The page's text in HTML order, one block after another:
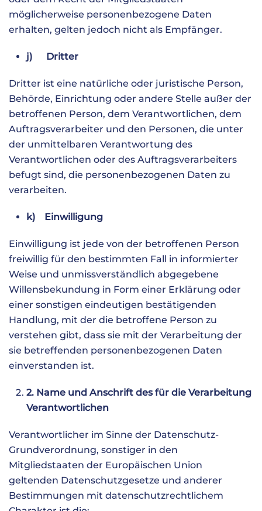
möglicherweise personenbezogene Daten
erhalten, gelten jedoch nicht als Empfänger.
j) Dritter
Dritter ist eine natürliche oder juristische Person,
Behörde, Einrichtung oder andere Stelle außer der
betroffenen Person, dem Verantwortlichen, dem
Auftragsverarbeiter und den Personen, die unter
der unmittelbaren Verantwortung des
Verantwortlichen oder des Auftragsverarbeiters
befugt sind, die personenbezogenen Daten zu
verarbeiten.
k) Einwilligung
Einwilligung ist jede von der betroffenen Person
freiwillig für den bestimmten Fall in informierter
Weise und unmissverständlich abgegebene
Willensbekundung in Form einer Erklärung oder
einer sonstigen eindeutigen bestätigenden
Handlung, mit der die betroffene Person zu
verstehen gibt, dass sie mit der Verarbeitung der
sie betreffenden personenbezogenen Daten
einverstanden ist.
2. Name und Anschrift des für die Verarbeitung
Verantwortlichen
Verantwortlicher im Sinne der Datenschutz-
Grundverordnung, sonstiger in den
Mitgliedstaaten der Europäischen Union
geltenden Datenschutzgesetze und anderer
Bestimmungen mit datenschutzrechtlichem